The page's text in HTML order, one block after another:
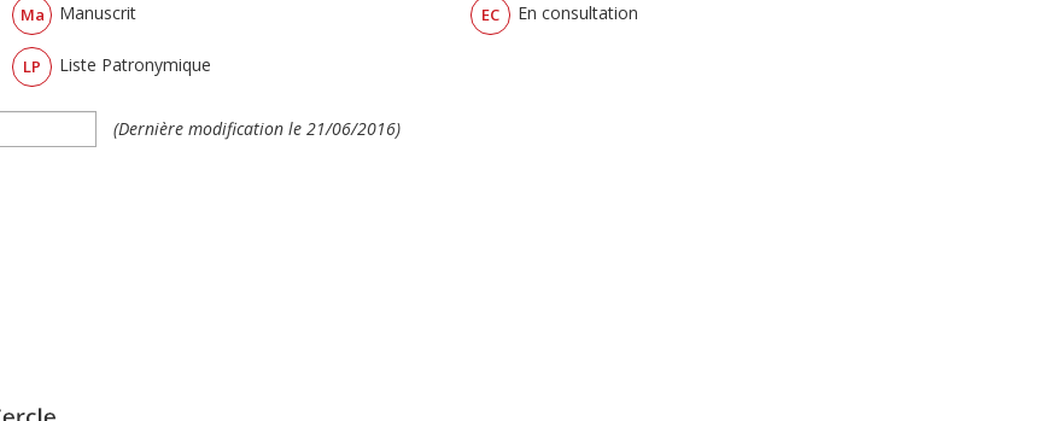
Ma Manuscrit
LP Liste Patronymique
EC En consultation
(Dernière modification le 21/06/2016)